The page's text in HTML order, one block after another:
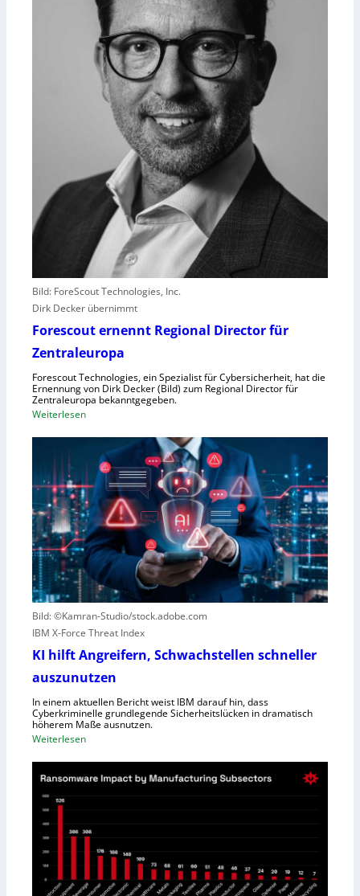
e
e
b
e
n
V
o
w
ü
r
e
g
e
n
S
c
h
l
e
h
l
e
i
s
Bild: ForeScout Technologies, Inc.
Dirk Decker übernimmt
Forescout ernennt Regional Director für
Zentraleuropa
Forescout Technologies, ein Spezialist für Cybersicherheit, hat die
Ernennung von Dirk Decker (Bild) zum Regional Director für
Zentraleuropa bekanntgegeben.
Weiterlesen:
r
e
s
c
o
u
t
e
n
e
n
t
R
e
n
D
e
Bild: ©Kamran-Studio/stock.adobe.com
IBM X-Force Threat Index
KI hilft Angreifern, Schwachstellen schneller
auszunutzen
In einem aktuellen Bericht weist IBM darauf hin, dass
Cyberkriminelle grundlegende Sicherheitslücken in dramatisch
höherem Maße ausnutzen.
Weiterlesen:
f
n